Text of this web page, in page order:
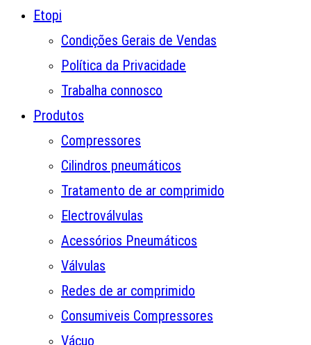
Etopi
Condições Gerais de Vendas
Política da Privacidade
Trabalha connosco
Produtos
Compressores
Cilindros pneumáticos
Tratamento de ar comprimido
Electroválvulas
Acessórios Pneumáticos
Válvulas
Redes de ar comprimido
Consumiveis Compressores
Vácuo